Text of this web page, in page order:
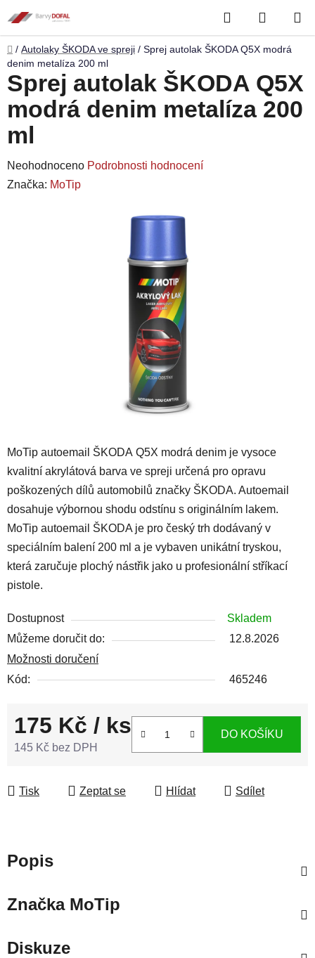
na
obsah
Hledat
KOŠÍK
Domů
/ Autolaky ŠKODA ve spreji / Sprej autolak ŠKODA Q5X modrá
denim metalíza 200 ml
MoTip autoemail ŠKODA Q5X modrá denim je vysoce
kvalitní akrylátová barva ve spreji určená pro opravu
poškozených dílů automobilů značky ŠKODA. Autoemail
dosahuje výbornou shodu odstínu s originálním lakem.
MoTip autoemail ŠKODA je pro český trh dodávaný v
speciálním balení 200 ml a je vybaven unikátní tryskou,
která zaručuje plochý nástřik jako u profesionální stříkací
pistole.
Dostupnost
Skladem
Můžeme doručit do:
12.8.2026
Možnosti doručení
Kód:
465246
175 Kč / ks
145 Kč bez DPH
DO KOŠÍKU
Tisk Zeptat se Hlídat Sdílet
Sprej autolak ŠKODA Q5X
modrá denim metalíza 200
ml
Průměrné
hodnocení
Neohodnoceno Podrobnosti hodnocení
Značka: MoTip
Popis
ZnačkaMoTip
Diskuze